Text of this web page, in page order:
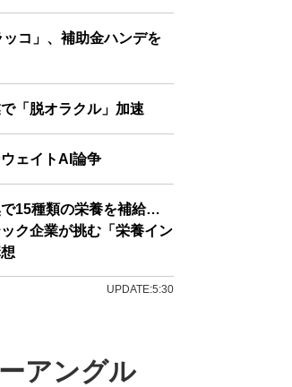
ッコ」、補助金ハンデを
「脱オラクル」加速
ェイトAI論争
15種類の栄養を補給…
ク企業が挑む「栄養イン
UPDATE:5:30
アングル